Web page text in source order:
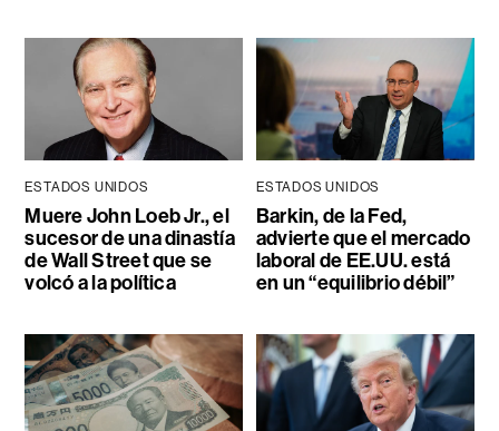
ESTADOS UNIDOS
Muere John Loeb Jr., el
sucesor de una dinastía
de Wall Street que se
volcó a la política
ESTADOS UNIDOS
Barkin, de la Fed,
advierte que el mercado
laboral de EE.UU. está
en un “equilibrio débil”